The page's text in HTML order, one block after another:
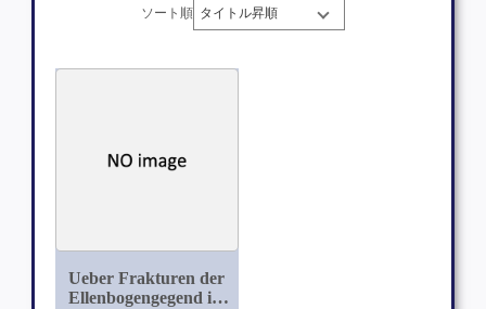
ソート順
Ueber Frakturen der
Ellenbogengegend im